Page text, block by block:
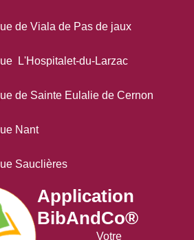
& Vallées, vous permet de
de formations.
de cours interactifs sur
préférés :
personnel, soutien scolaire,
de Viala de Pas de jaux
L'Hospitalet-du-Larzac
de Sainte Eulalie de Cernon
Nant
Sauclières
Application
BibAndCo®
Votre